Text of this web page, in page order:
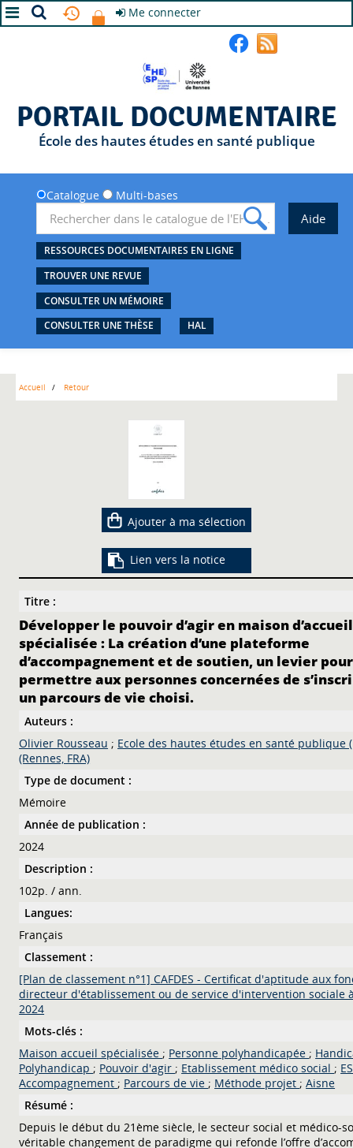
Me connecter
PORTAIL DOCUMENTAIRE
École des hautes études en santé publique
Catalogue Multi-bases
RESSOURCES DOCUMENTAIRES EN LIGNE
TROUVER UNE REVUE
CONSULTER UN MÉMOIRE
CONSULTER UNE THÈSE
HAL
Accueil Retour
Ajouter à ma sélection
Lien vers la notice
Titre :
Développer le pouvoir d’agir en maison d’accueil
spécialisée : La création d’une plateforme
d’accompagnement et de soutien, un levier pour
permettre aux personnes concernées de
un parcours de vie choisi.
Auteurs :
Olivier Rousseau ; Ecole des hautes études en santé publique
(Rennes, FRA)
Type de document :
Mémoire
Année de publication :
2024
Description :
102p. / ann.
Langues:
Français
Classement :
[Plan de classement n°1] CAFDES - Certificat d'aptitude aux
directeur d'établissement ou de service d'intervention sociale
2024
Mots-clés :
Maison accueil spécialisée ; Personne polyhandicapée ;
Polyhandicap ; Pouvoir d'agir ; Etablissement médico social ;
Accompagnement ; Parcours de vie ; Méthode projet ; Aisne
Résumé :
Depuis le début du 21ème siècle, le secteur social et médico-
véritable changement de paradigme qui refonde l’offre